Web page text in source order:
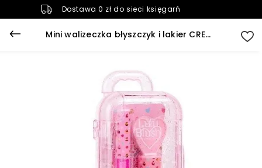
Dostawa 0 zł do sieci księgarń
Mini walizeczka błyszczyk i lakier CREATE IT!